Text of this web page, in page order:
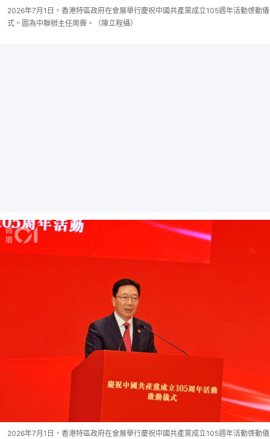
2026年7月1日，香港特區政府在會展舉行慶祝中國共產黨成立105週年活動啓動儀
式。圖為中聯辦主任周霽。（陳立程攝）
2026年7月1日，香港特區政府在會展舉行慶祝中國共產黨成立105週年活動啓動儀